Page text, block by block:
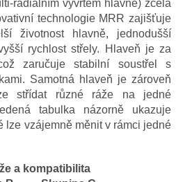
radiálním vývrtem hlavně) zcela
technologie MRR zajišťuje
životnost hlavně, jednodušší
rychlost střely. Hlaveň je za
zaručuje stabilní soustřel s
Samotná hlaveň je zároveň
střídat různé ráže na jedné
tabulka názorně ukazuje
lze vzájemně měnit v rámci jedné
a kompatibilita